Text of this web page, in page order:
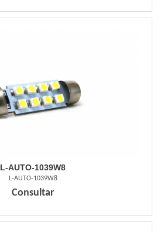
L-AUTO-1039W8
L-AUTO-1039W8
Consultar